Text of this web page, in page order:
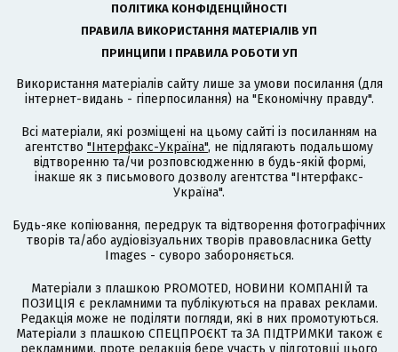
ПОЛІТИКА КОНФІДЕНЦІЙНОСТІ
ПРАВИЛА ВИКОРИСТАННЯ МАТЕРІАЛІВ УП
ПРИНЦИПИ І ПРАВИЛА РОБОТИ УП
Використання матеріалів сайту лише за умови посилання (для
інтернет-видань - гіперпосилання) на "Економічну правду".
Всі матеріали, які розміщені на цьому сайті із посиланням на
агентство "Інтерфакс-Україна", не підлягають подальшому
відтворенню та/чи розповсюдженню в будь-якій формі,
інакше як з письмового дозволу агентства "Інтерфакс-
Україна".
Будь-яке копіювання, передрук та відтворення фотографічних
творів та/або аудіовізуальних творів правовласника Getty
Images - суворо забороняється.
Матеріали з плашкою PROMOTED, НОВИНИ КОМПАНІЙ та
ПОЗИЦІЯ є рекламними та публікуються на правах реклами.
Редакція може не поділяти погляди, які в них промотуються.
Матеріали з плашкою СПЕЦПРОЄКТ та ЗА ПІДТРИМКИ також є